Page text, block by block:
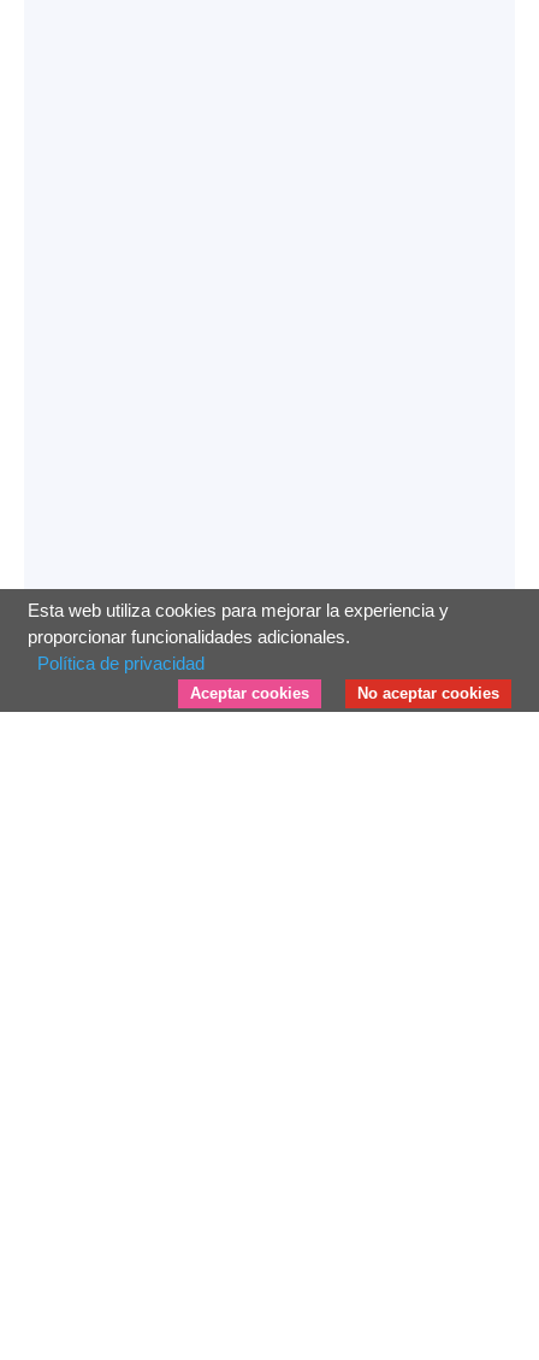
Esta web utiliza cookies para mejorar la experiencia y
proporcionar funcionalidades adicionales.
Política de privacidad
No aceptar cookies
Aceptar cookies